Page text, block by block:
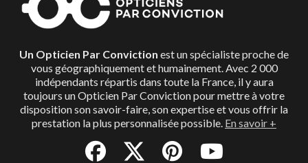
Un Opticien Par Conviction est un spécialiste proche de
vous géographiquement et humainement. Avec 2 000
indépendants répartis dans toute la France, il y aura
toujours un Opticien Par Conviction pour mettre à votre
disposition son savoir-faire, son expertise et vous offrir la
prestation la plus personnalisée possible. En savoir +